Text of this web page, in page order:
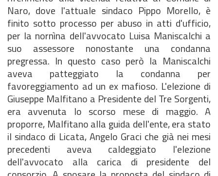
Naro, dove l'attuale sindaco Pippo Morello, è
finito sotto processo per abuso in atti d'ufficio,
per la nornìna dell'avvocato Luisa Maniscalchi a
suo assessore nonostante una condanna
pregressa. In questo caso però la Maniscalchi
aveva patteggiato la condanna per
favoreggiamento ad un ex mafioso. L'elezione di
Giuseppe Malfitano a Presidente del Tre Sorgenti,
era avvenuta lo scorso mese di maggio. A
proporre, Malfitano alla guida dell'ente, era stato
il sindaco di Licata, Angelo Graci che già nei mesi
precedenti aveva caldeggiato l'elezione
dell'avvocato alla carica di presidente del